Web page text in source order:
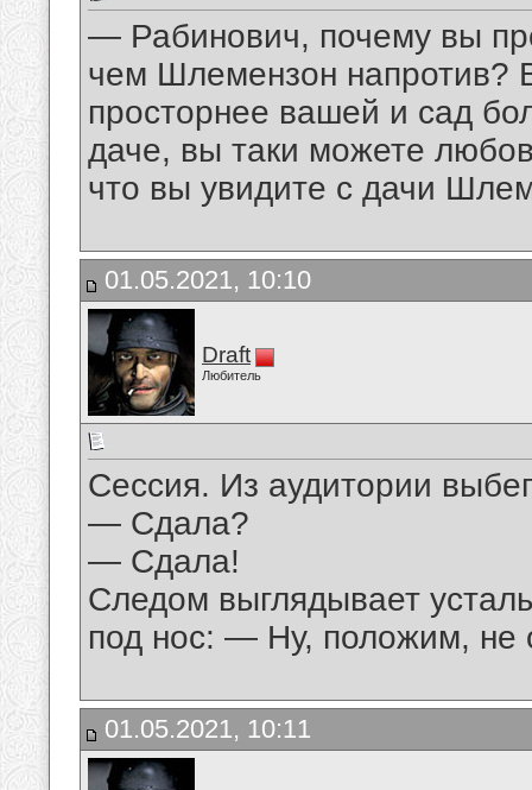
— Рабинович, почему вы
чем Шлемензон напротив?
просторнее вашей и сад
даче, вы таки можете
что вы увидите с дачи
01.05.2021, 10:10
Draft
Любитель
Сессия. Из аудитории
— Сдала?
— Сдала!
Следом выглядывает
под нос: — Ну, положим, не
01.05.2021, 10:11